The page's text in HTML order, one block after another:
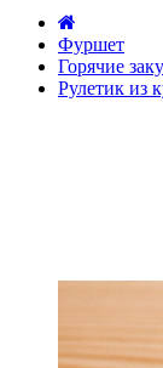
Фуршет
Горячие
Рулетик из